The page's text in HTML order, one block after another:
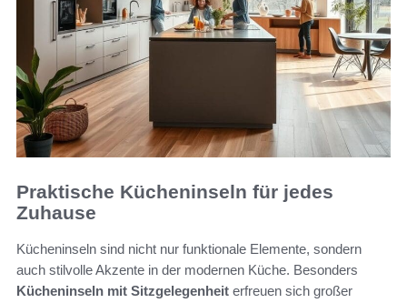
Praktische Kücheninseln für jedes
Zuhause
Kücheninseln sind nicht nur funktionale Elemente, sondern
auch stilvolle Akzente in der modernen Küche. Besonders
Kücheninseln mit Sitzgelegenheit erfreuen sich großer